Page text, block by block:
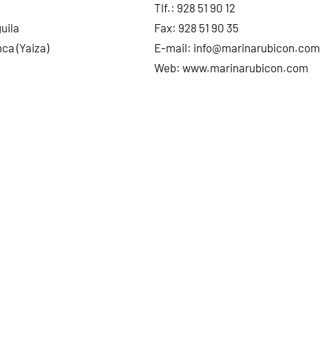
(Yaiza)
Tlf.: 928 51 90 12
Fax: 928 51 90 35
E-mail: info@marinarubicon.com
Web:www.marinarubicon.com